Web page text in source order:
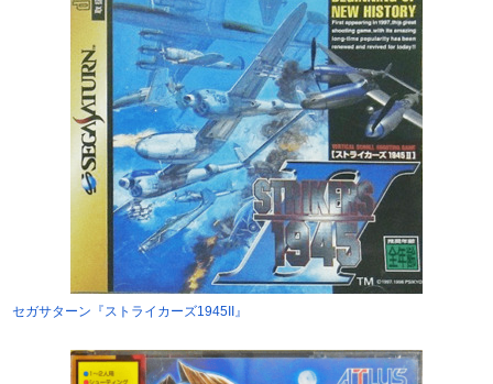
セガサターン『ストライカーズ1945II』